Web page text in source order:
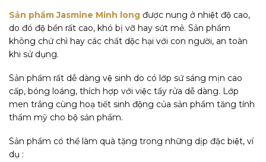
Sản phẩm Jasmine Minh long được nung ở nhiệt độ cao,
do đó độ bền rất cao, khó bị vỡ hay sứt mẻ. Sản phẩm
không chứ chì hay các chất dộc hại với con người, an toàn
khi sử dụng.
Sản phẩm rất dễ dàng vệ sinh do có lớp sứ sáng mịn cao
cấp, bóng loáng, thích hợp với việc tẩy rửa dễ dàng. Lớp
men trắng cùng hoạ tiết sinh động của sản phẩm tăng tính
thẩm mỹ cho bộ sản phẩm.
Sản phẩm có thể làm quà tặng trong những dịp đặc biệt, ví
dụ :